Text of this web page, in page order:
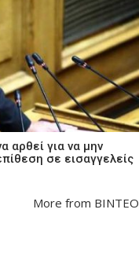
αρθεί για να μην
σε εισαγγελείς
More from ΒΙΝΤΕΟ